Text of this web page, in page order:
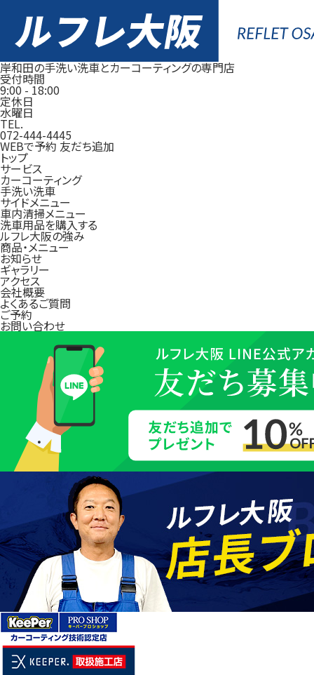
岸和田の手洗い洗車とカーコーティングの専門店
受付時間
9:00 -18:00
定休日
水曜日
TEL.
072-444-4445
WEBで予約 友だち追加
トップ
サービス
カーコーティング
手洗い洗車
サイドメニュー
車内清掃メニュー
洗車用品を購入する
ルフレ大阪の強み
商品・メニュー
お知らせ
ギャラリー
アクセス
会社概要
よくあるご質問
ご予約
お問い合わせ